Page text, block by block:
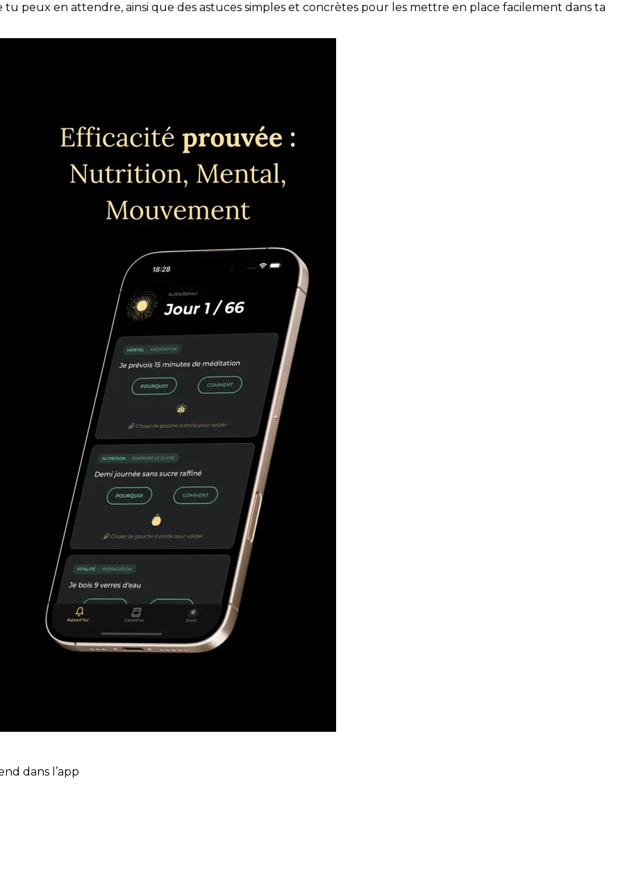
peux en attendre, ainsi que des astuces simples et concrètes pour les mettre en place facilement dans ta
dans l’app